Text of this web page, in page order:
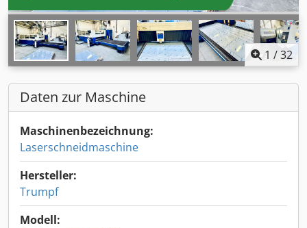
1 /32
Daten zur Maschine
Maschinenbezeichnung:
Laserschneidmaschine
Hersteller:
Trumpf
Modell: